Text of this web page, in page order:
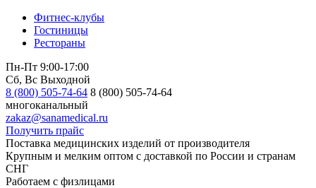
Фитнес-клубы
Гостиницы
Рестораны
Пн-Пт 9:00-17:00
Сб, Вс Выходной
8 (800) 505-74-64 8 (800) 505-74-64
многоканальный
zakaz@sanamedical.ru
Получить прайс
Поставка медицинских изделий от производителя
Крупным и мелким оптом с доставкой по России и странам
СНГ
Работаем с физлицами